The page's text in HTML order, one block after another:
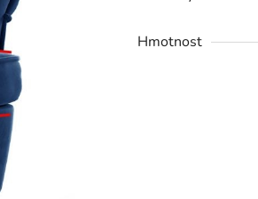
Hmotnost